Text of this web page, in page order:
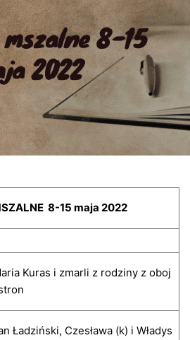
8-15
2022
8-15 maja 2022
Kuras i zmarli z rodziny z oboj
Ładziński, Czesława (k) i Władys